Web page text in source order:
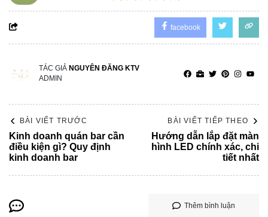
facebook
TÁC GIẢ NGUYÊN ĐĂNG KTV
ADMIN
BÀI VIẾT TRƯỚC
Kinh doanh quán bar cần
điều kiện gì? Quy định
kinh doanh bar
BÀI VIẾT TIẾP THEO
Hướng dẫn lắp đặt màn
hình LED chính xác, chi
tiết nhất
Thêm bình luận